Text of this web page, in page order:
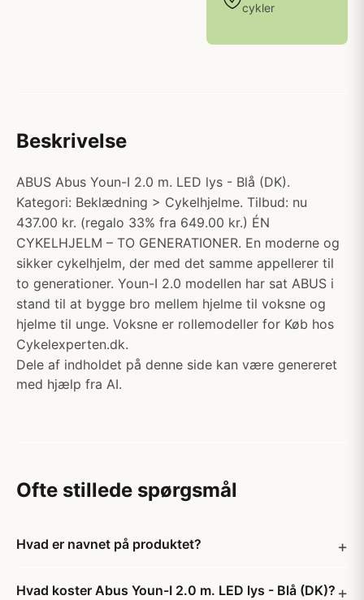
cykler
Beskrivelse
ABUS Abus Youn-I 2.0 m. LED lys - Blå (DK).
Kategori: Beklædning > Cykelhjelme. Tilbud: nu
437.00 kr. (regalo 33% fra 649.00 kr.) ÉN
CYKELHJELM – TO GENERATIONER. En moderne og
sikker cykelhjelm, der med det samme appellerer til
to generationer. Youn-I 2.0 modellen har sat ABUS i
stand til at bygge bro mellem hjelme til voksne og
hjelme til unge. Voksne er rollemodeller for Køb hos
Cykelexperten.dk.
Dele af indholdet på denne side kan være genereret
med hjælp fra AI.
Ofte stillede spørgsmål
Hvad er navnet på produktet?
Hvad koster Abus Youn-I 2.0 m. LED lys - Blå (DK)?